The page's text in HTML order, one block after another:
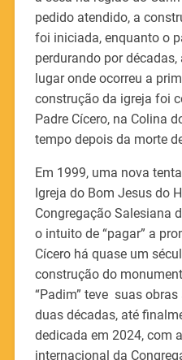
pedido atendido, a
foi iniciada, enquanto o
perdurando por
lugar onde ocorreu a
construção da igreja foi
Padre Cícero, na Colina
tempo depois da morte
Em 1999, uma nova
Igreja do Bom Jesus do
Congregação Salesiana
o intuito de “pagar” a
Cícero há quase um
construção do
“Padim” teve suas
duas décadas, até
dedicada em 2024, com
internacional da